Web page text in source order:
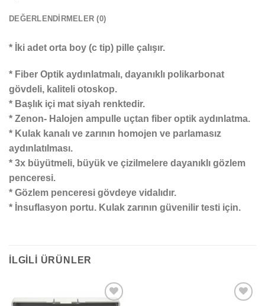
DEĞERLENDIRMELER (0)
* İki adet orta boy (c tip) pille çalışır.
* Fiber Optik aydınlatmalı, dayanıklı polikarbonat
gövdeli, kaliteli otoskop.
* Başlık içi mat siyah renktedir.
* Zenon- Halojen ampulle uçtan fiber optik aydınlatma.
* Kulak kanalı ve zarının homojen ve parlamasız
aydınlatılması.
* 3x büyütmeli, büyük ve çizilmelere dayanıklı gözlem
penceresi.
* Gözlem penceresi gövdeye vidalıdır.
* İnsuflasyon portu. Kulak zarının güvenilir testi için.
İLGILI ÜRÜNLER